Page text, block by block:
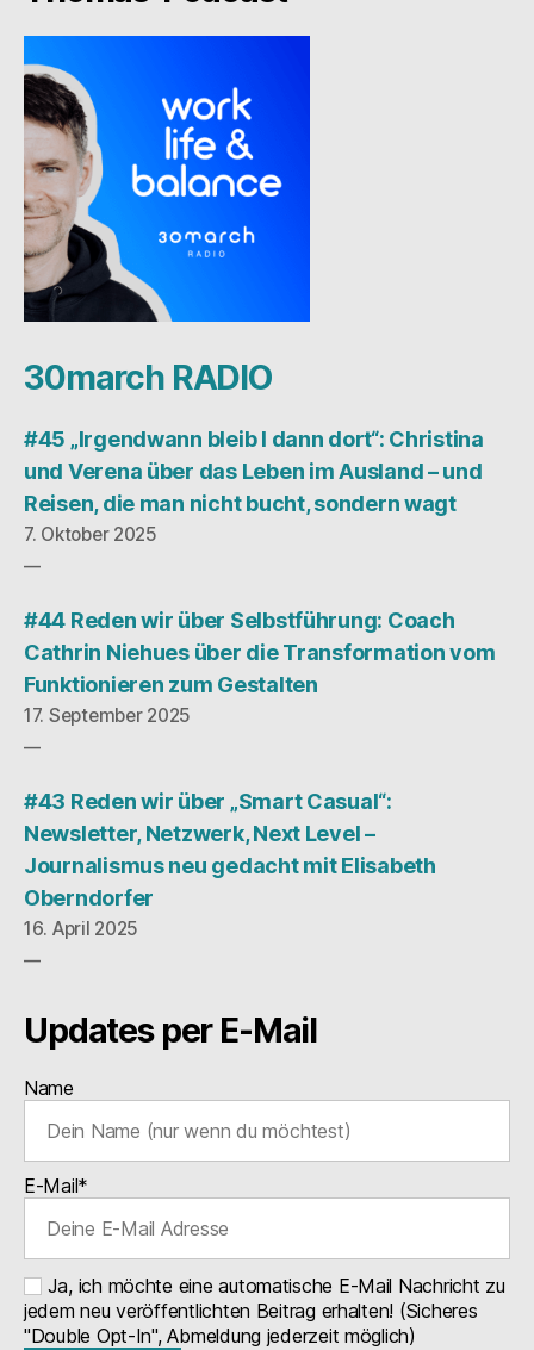
30march RADIO
#45 „Irgendwann bleib I dann dort“: Christina
und Verena über das Leben im Ausland – und
Reisen, die man nicht bucht, sondern wagt
7. Oktober 2025
#44 Reden wir über Selbstführung: Coach
Cathrin Niehues über die Transformation vom
Funktionieren zum Gestalten
17. September 2025
#43 Reden wir über „Smart Casual“:
Newsletter, Netzwerk, Next Level –
Journalismus neu gedacht mit Elisabeth
Oberndorfer
16. April 2025
Updates per E-Mail
Name
E-Mail*
Ja, ich möchte eine automatische E-Mail Nachricht zu
jedem neu veröffentlichten Beitrag erhalten! (Sicheres
"Double Opt-In", Abmeldung jederzeit möglich)